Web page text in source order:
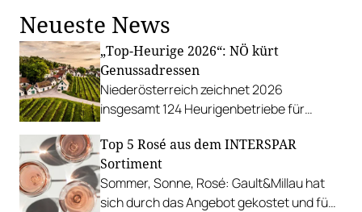
Neueste News
„Top-Heurige 2026“: NÖ kürt
Genussadressen
Niederösterreich zeichnet 2026
insgesamt 124 Heurigenbetriebe für
Top 5 Rosé aus dem INTERSPAR
Sortiment
Sommer, Sonne, Rosé: Gault&Millau hat
sich durch das Angebot gekostet und fünf